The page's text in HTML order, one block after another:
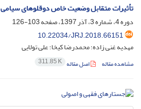
تأثیرات متقابل وضعیت خاص دوقلوهای
دوره 4، شماره 3، آذر 1397، صفحه
103-126
10.22034/JRJ.2018.66151
مهدیه غنی زاده؛ محمدرضا کیخا؛ علی تولایی
مشاهده مقاله اصل مقاله 311.85 K